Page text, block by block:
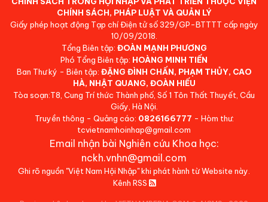
CHÍNH SÁCH, PHÁP LUẬT VÀ QUẢN LÝ
Giấy phép hoạt động Tạp chí Điện tử số 329/GP-BTTTT cấp ngày
10/09/2018.
Tổng Biên tập: ĐOÀN MẠNH PHƯƠNG
Phó Tổng Biên tập: HOÀNG MINH TIẾN
Ban Thư ký - Biên tập: ĐẶNG ĐÌNH CHẤN, PHẠM THỦY, CAO
HÀ, NHẬT QUANG, ĐOÀN HIẾU
Tòa soạn:T8, Cung Trí thức Thành phố, Số 1 Tôn Thất Thuyết, Cầu
Giấy, Hà Nội.
Truyền thông - Quảng cáo: 0826166777 - Hòm thư:
tcvietnamhoinhap@gmail.com
Email nhận bài Nghiên cứu Khoa học:
nckh.vnhn@gmail.com
Ghi rõ nguồn "Việt Nam Hội Nhập" khi phát hành từ Website này.
Kênh RSS